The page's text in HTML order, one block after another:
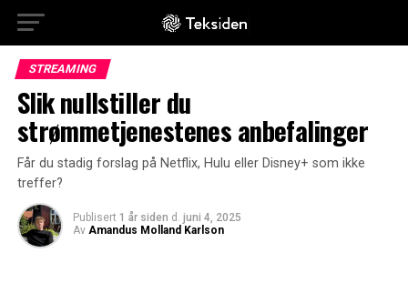
STREAMING
Slik nullstiller du
strømmetjenestenes anbefalinger
Får du stadig forslag på Netflix, Hulu eller Disney+ som ikke
treffer?
Publisert 1 år siden d. juni 4, 2025
Av Amandus Molland Karlson